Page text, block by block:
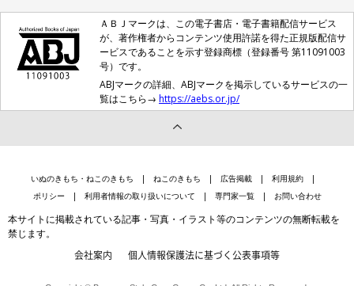
ＡＢＪマークは、この電子書店・電子書籍配信サービス
が、著作権者からコンテンツ使用許諾を得た正規版配信サ
ービスであることを示す登録商標（登録番号 第11091003
号）です。
ABJマークの詳細、ABJマークを掲示しているサービスの一
覧はこちら→ https://aebs.or.jp/
いぬのきもち・ねこのきもち ねこのきもち 広告掲載
利用規約
ポリシー
利用者情報の取り扱いについて 専門家一覧 お問い合わせ
本サイトに掲載されている記事・写真・イラスト等のコンテンツの無断転載を
禁じます。
会社案内 個人情報保護法に基づく公表事項等